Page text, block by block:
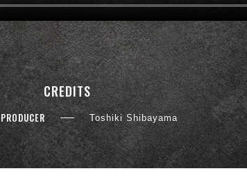
CREDITS
PRODUCER Toshiki Shibayama